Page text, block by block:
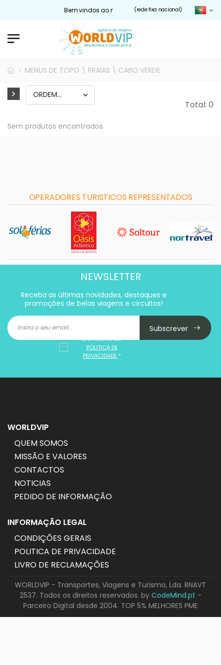
Bem vindos ao nosso site Worldvip.pt
(rede fixa nacional)
MENUS DE TOPO \ PRAIAS \ CABO VERDE
Total: 0
Sem produtos encontrados.
OPERADORES TURISTICOS REPRESENTADOS
NEWSLETTER
Receba as últimas novidades, destaques e
promoções de belas viagens e circuitos!
Subscrever
LI E ACEITO OS
POLITICA DE
PRIVACIDADE *
WORLDVIP
QUEM SOMOS
MISSÃO E VALORES
CONTACTOS
NOTICIAS
PEDIDO DE INFORMAÇÃO
INFORMAÇÃO LEGAL
CONDIÇÕES GERAIS
POLITICA DE PRIVACIDADE
LIVRO DE RECLAMAÇÕES
WORLDVIP - Transportes, Viagens e Turismo, Lda. RNAVT
2537. Todos os direitos reservados. by CodeMind.pt -
Parceiro Digital desde 2004. TOP 5% MELHORES PME